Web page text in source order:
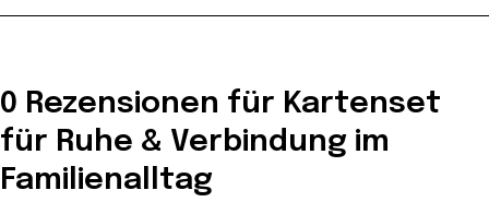
0 Rezensionen für Kartenset
für Ruhe & Verbindung im
Familienalltag